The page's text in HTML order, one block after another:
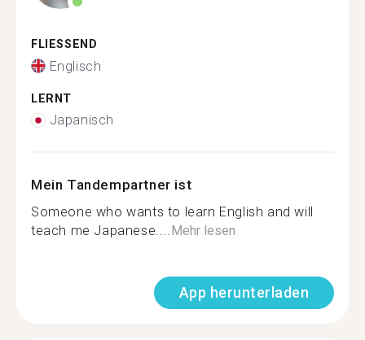
FLIESSEND
Englisch
LERNT
Japanisch
Mein Tandempartner ist
Someone who wants to learn English and will
teach me Japanese....Mehr lesen
App herunterladen